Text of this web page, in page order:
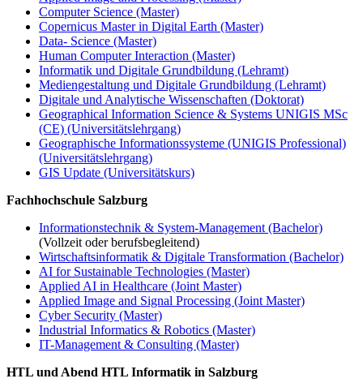
Computer Science (Master)
Copernicus Master in Digital Earth (Master)
Data- Science (Master)
Human Computer Interaction (Master)
Informatik und Digitale Grundbildung (Lehramt)
Mediengestaltung und Digitale Grundbildung (Lehramt)
Digitale und Analytische Wissenschaften (Doktorat)
Geographical Information Science & Systems UNIGIS MSc
(CE) (Universitätslehrgang)
Geographische Informationssysteme (UNIGIS Professional)
(Universitätslehrgang)
GIS Update (Universitätskurs)
Fachhochschule Salzburg
Informationstechnik & System-Management (Bachelor)
(Vollzeit oder berufsbegleitend)
Wirtschaftsinformatik & Digitale Transformation (Bachelor)
AI for Sustainable Technologies (Master)
Applied AI in Healthcare (Joint Master)
Applied Image and Signal Processing (Joint Master)
Cyber Security (Master)
Industrial Informatics & Robotics (Master)
IT-Management & Consulting (Master)
HTL und Abend HTL Informatik in Salzburg